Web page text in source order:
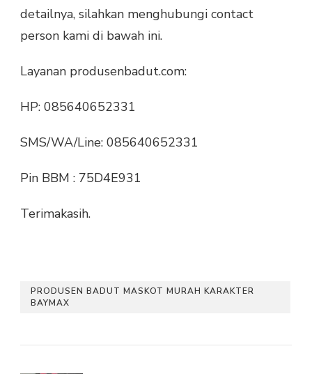
detailnya, silahkan menghubungi contact
person kami di bawah ini.
Layanan produsenbadut.com:
HP: 085640652331
SMS/WA/Line: 085640652331
Pin BBM : 75D4E931
Terimakasih.
PRODUSEN BADUT MASKOT MURAH KARAKTER
BAYMAX